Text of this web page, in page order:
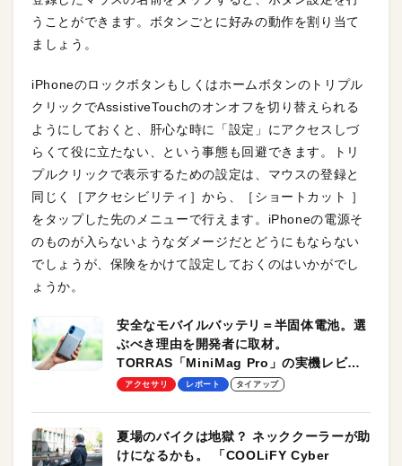
うことができます。ボタンごとに好みの動作を割り当て
ましょう。
iPhoneのロックボタンもしくはホームボタンのトリプル
クリックでAssistiveTouchのオンオフを切り替えられる
ようにしておくと、肝心な時に「設定」にアクセスしづ
らくて役に立たない、という事態も回避できます。トリ
プルクリックで表示するための設定は、マウスの登録と
同じく［アクセシビリティ］から、［ショートカット ］
をタップした先のメニューで行えます。iPhoneの電源そ
のものが入らないようなダメージだとどうにもならない
でしょうが、保険をかけて設定しておくのはいかがでし
ょうか。
安全なモバイルバッテリ＝半固体電池。選
ぶべき理由を開発者に取材。
TORRAS「MiniMag Pro」の実機レビュ
ーも
アクセサリ レポート タイアップ
夏場のバイクは地獄？ ネッククーラーが助
けになるかも。 「COOLiFY Cyber